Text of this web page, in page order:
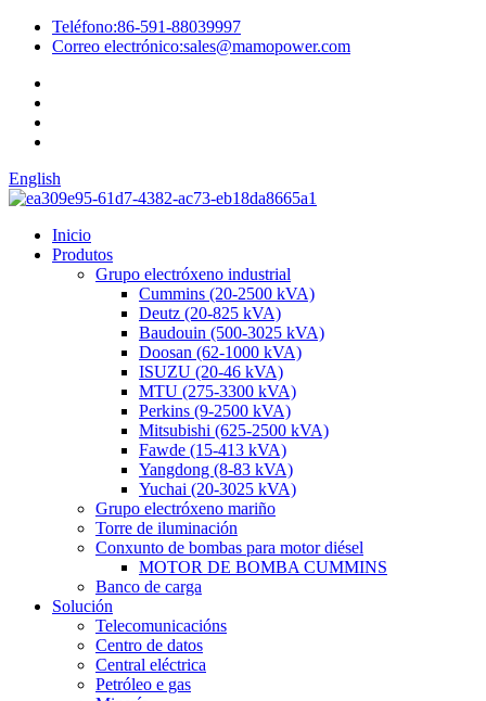
Teléfono:86-591-88039997
Correo electrónico:sales@mamopower.com
English
Inicio
Produtos
Grupo electróxeno industrial
Cummins (20-2500 kVA)
Deutz (20-825 kVA)
Baudouin (500-3025 kVA)
Doosan (62-1000 kVA)
ISUZU (20-46 kVA)
MTU (275-3300 kVA)
Perkins (9-2500 kVA)
Mitsubishi (625-2500 kVA)
Fawde (15-413 kVA)
Yangdong (8-83 kVA)
Yuchai (20-3025 kVA)
Grupo electróxeno mariño
Torre de iluminación
Conxunto de bombas para motor diésel
MOTOR DE BOMBA CUMMINS
Banco de carga
Solución
Telecomunicacións
Centro de datos
Central eléctrica
Petróleo e gas